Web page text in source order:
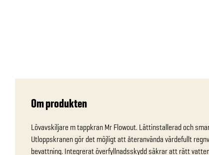
Om produkten
Lövavskiljare m tappkran Mr Flowout. Lättinstallerad och
Utloppskranen gör det möjligt att återanvända värdefullt
bevattning. Integrerat överfyllnadsskydd säkrar att rätt